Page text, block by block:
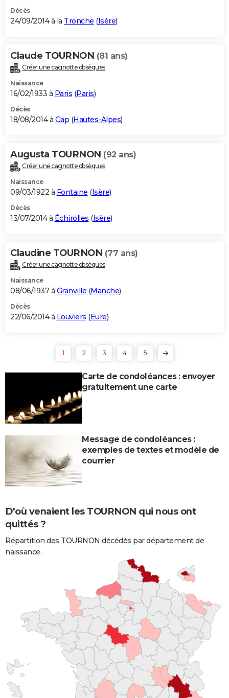
Décès
24/09/2014 à la Tronche (Isère)
Claude TOURNON (81 ans)
Créer une cagnotte obsèques
Naissance
16/02/1933 à Paris (Paris)
Décès
18/08/2014 à Gap (Hautes-Alpes)
Augusta TOURNON (92 ans)
Créer une cagnotte obsèques
Naissance
09/03/1922 à Fontaine (Isère)
Décès
13/07/2014 à Échirolles (Isère)
Claudine TOURNON (77 ans)
Créer une cagnotte obsèques
Naissance
08/06/1937 à Granville (Manche)
Décès
22/06/2014 à Louviers (Eure)
1 2 3 4 5
Carte de condoléances : envoyer
gratuitement une carte
Message de condoléances :
exemples de textes et modèle de
courrier
D'où venaient les TOURNON qui nous ont
quittés ?
Répartition des TOURNON décédés par département de
naissance.